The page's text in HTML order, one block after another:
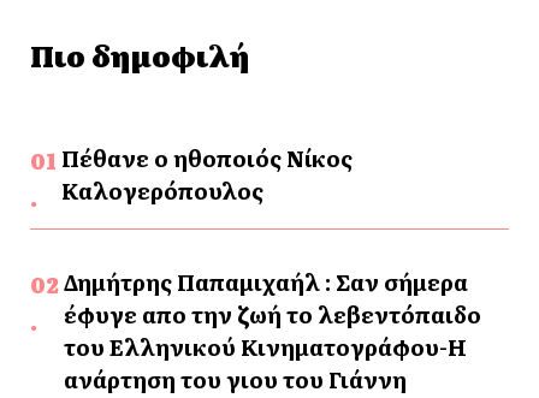
Πιο δημοφιλή
Πέθανε ο ηθοποιός Νίκος
Καλογερόπουλος
Δημήτρης Παπαμιχαήλ : Σαν σήμερα
έφυγε απο την ζωή το λεβεντόπαιδο
του Ελληνικού Κινηματογράφου-Η
ανάρτηση του γιου του Γιάννη